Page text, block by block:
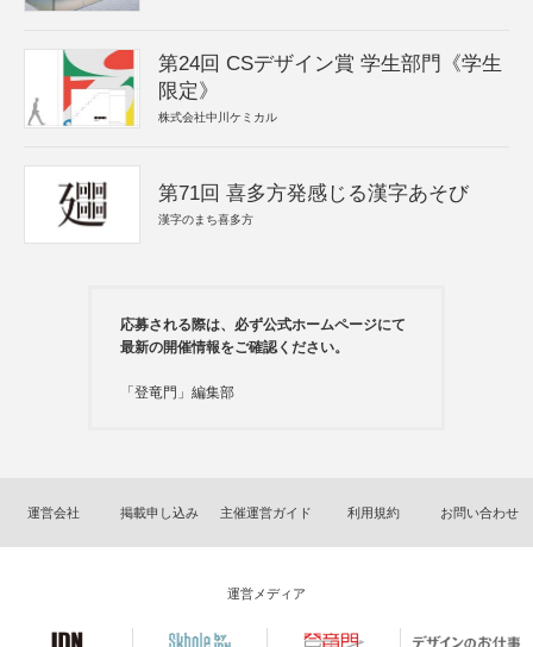
第24回 CSデザイン賞 学生部門《学生
限定》
株式会社中川ケミカル
第71回 喜多方発感じる漢字あそび
漢字のまち喜多方
応募される際は、必ず公式ホームページにて
最新の開催情報をご確認ください。
「登竜門」編集部
運営会社 掲載申し込み 主催運営ガイド 利用規約 お問い合わせ
運営メディア